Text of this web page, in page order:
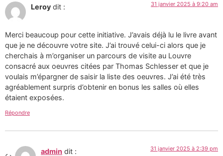
Leroy dit : 31 janvier 2025 à 9:20 am
Merci beaucoup pour cette initiative. J’avais déjà lu le livre avant
que je ne découvre votre site. J’ai trouvé celui-ci alors que je
cherchais à m’organiser un parcours de visite au Louvre
consacré aux oeuvres citées par Thomas Schlesser et que je
voulais m’épargner de saisir la liste des oeuvres. J’ai été très
agréablement surpris d’obtenir en bonus les salles où elles
étaient exposées.
Répondre
admin dit : 31 janvier 2025 à 2:39 pm